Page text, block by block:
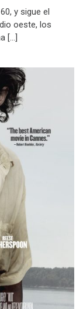
y sigue el
oeste, los
[…]